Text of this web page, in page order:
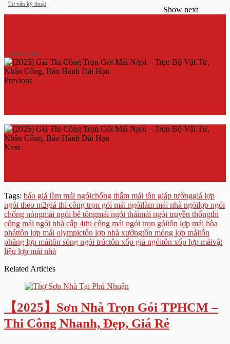
Tư vấn kỹ thuật
Dịch Vụ Sơn
Show next
Previous
Next
Tags: báo giá làm mái ngóichống thấm mái tôn giáp tườnggiá lợp
ngói theo m2giá thi công trọn gói mái ngóilàm mái nhà ngóilợp ngói
chống nóngmái ngói bê tôngmái ngói tháimái ngói truyền thốngthi
công mái ngói nhà cấp 4thi công mái ngói trọn góitôn lợp mái hòa
pháttôn lợp mái olympictôn lợp nhà xưởngtôn mỏng lợp máitôn
phẳng lợp máitôn sóng ngói trúctôn xốp giả ngóitôn xốp lợp máivật
liệu lợp mái nhà
Related Articles
【2025】Sơn Nhà Trọn Gói TPHCM –
Thi Công Nhanh, Đẹp, Giá Rẻ